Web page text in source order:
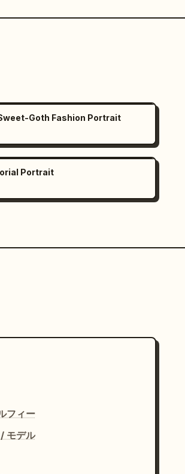
Goth Fashion Portrait
Portrait
フィー
モデル